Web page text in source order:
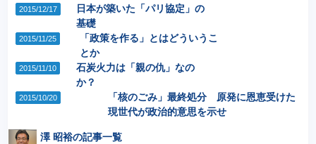
2015/12/17
日本が築いた「パリ協定」の
基礎
2015/11/25
「政策を作る」とはどういうこ
とか
2015/11/10
石炭火力は「親の仇」なの
か？
2015/10/20
「核のごみ」最終処分 原発に恩恵受けた
現世代が政治的意思を示せ
澤 昭裕の記事一覧